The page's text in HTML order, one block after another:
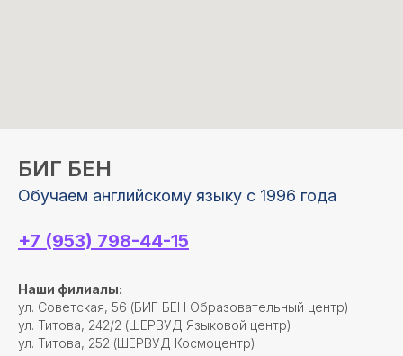
БИГ БЕН
Обучаем английскому языку с 1996 года
+7 (953) 798-44-15
Наши филиалы:
ул. Советская, 56 (БИГ БЕН Образовательный центр)
ул. Титова, 242/2 (ШЕРВУД Языковой центр)
ул. Титова, 252 (ШЕРВУД Космоцентр)